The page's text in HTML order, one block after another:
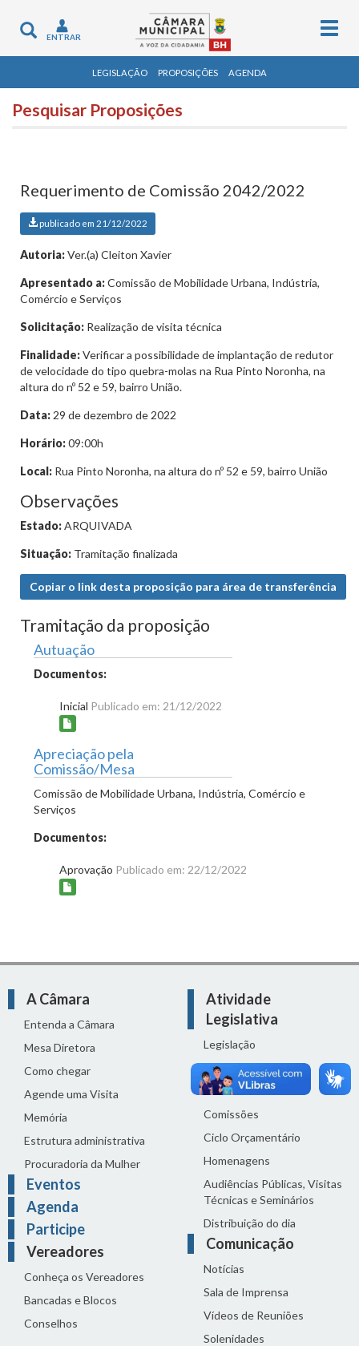
Toggle
navigation
ENTRAR
LEGISLAÇÃO PROPOSIÇÕES AGENDA
Pesquisar Proposições
Requerimento de Comissão 2042/2022
publicado em 21/12/2022
Autoria:Ver.(a) Cleiton Xavier
Apresentado a:Comissão de Mobilidade Urbana, Indústria,
Comércio e Serviços
Solicitação: Realização de visita técnica
Finalidade:Verificar a possibilidade de implantação de redutor
de velocidade do tipo quebra-molas na Rua Pinto Noronha, na
altura do nº 52 e 59, bairro União.
Data: 29 de dezembro de 2022
Horário:09:00h
Local: Rua Pinto Noronha, na altura do nº 52 e 59, bairro União
Observações
Estado:ARQUIVADA
Situação: Tramitação finalizada
Copiar o link desta proposição para área de transferência
Tramitação da proposição
Autuação
Documentos:
Inicial Publicado em: 21/12/2022
Apreciação pela
Comissão/Mesa
Comissão de Mobilidade Urbana, Indústria, Comércio e
Serviços
Documentos:
Aprovação Publicado em: 22/12/2022
A Câmara
Entenda a Câmara
Mesa Diretora
Como chegar
Agende uma Visita
Memória
Estrutura administrativa
Procuradoria da Mulher
Eventos
Agenda
Participe
Vereadores
Conheça os Vereadores
Bancadas e Blocos
Conselhos
Atividade
Legislativa
Legislação
Proposições
Reuniões
Comissões
Ciclo Orçamentário
Homenagens
Audiências Públicas, Visitas
Técnicas e Seminários
Distribuição do dia
Comunicação
Notícias
Sala de Imprensa
Vídeos de Reuniões
Solenidades